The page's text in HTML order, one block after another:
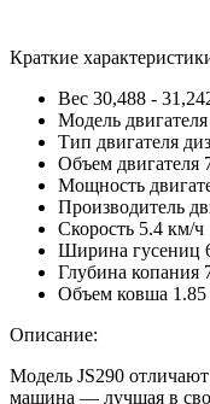
Краткие
Вес 30,488 -
Модель двигателя
Тип двигателя
Объем двигателя
Мощность
Производитель
Скорость 5.4 км/ч
Ширина гусениц
Глубина копания
Объем ковша
Описание:
Модель JS290
машина — лучшая в